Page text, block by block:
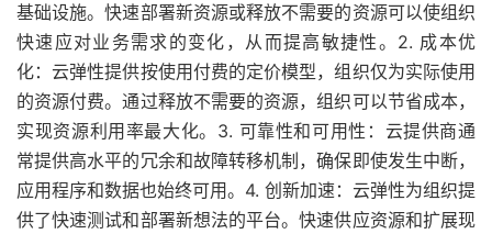
基础设施。快速部署新资源或释放不需要的资源可以使组织
快速应对业务需求的变化，从而提高敏捷性。2. 成本优
化：云弹性提供按使用付费的定价模型，组织仅为实际使用
的资源付费。通过释放不需要的资源，组织可以节省成本，
实现资源利用率最大化。3. 可靠性和可用性：云提供商通
常提供高水平的冗余和故障转移机制，确保即使发生中断，
应用程序和数据也始终可用。4. 创新加速：云弹性为组织提
供了快速测试和部署新想法的平台。快速供应资源和扩展现